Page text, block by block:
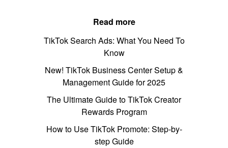
Read more
TikTok Search Ads: What You Need To
Know
New! TikTok Business Center Setup &
Management Guide for 2025
The Ultimate Guide to TikTok Creator
Rewards Program
How to Use TikTok Promote: Step-by-
step Guide